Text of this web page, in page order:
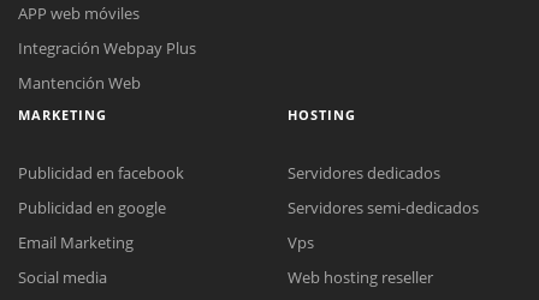
Reunión online
APP web móviles
Integración Webpay Plus
Mantención Web
MARKETING
Publicidad en facebook
Publicidad en google
Email Marketing
Social media
HOSTING
Servidores dedicados
Servidores semi-dedicados
Vps
Web hosting reseller